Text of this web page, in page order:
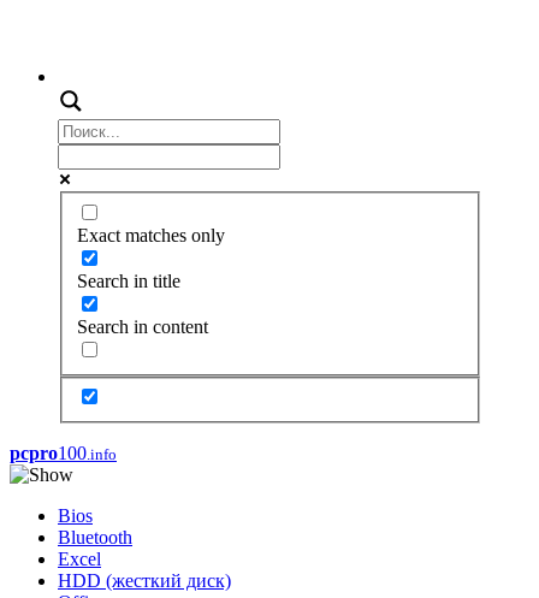
Exact matches only
Search in title
Search in content
pcpro100.info
Bios
Bluetooth
Excel
HDD (жесткий диск)